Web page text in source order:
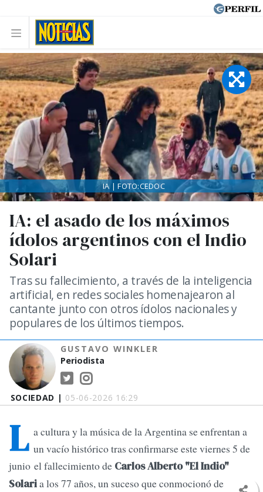
SOCIEDAD | 05-06-2026 16:29
IA: el asado de los máximos
ídolos argentinos con el Indio
Solari
Tras su fallecimiento, a través de la inteligencia
artificial, en redes sociales homenajearon al
cantante junto con otros ídolos nacionales y
populares de los últimos tiempos.
GUSTAVO WINKLER
Periodista
IA | FOTO:CEDOC
L a cultura y la música de la Argentina se enfrentan a
un vacío histórico tras confirmarse este viernes 5 de
junio el fallecimiento de Carlos Alberto "El Indio"
Solaria los 77 años, un suceso que conmocionó de